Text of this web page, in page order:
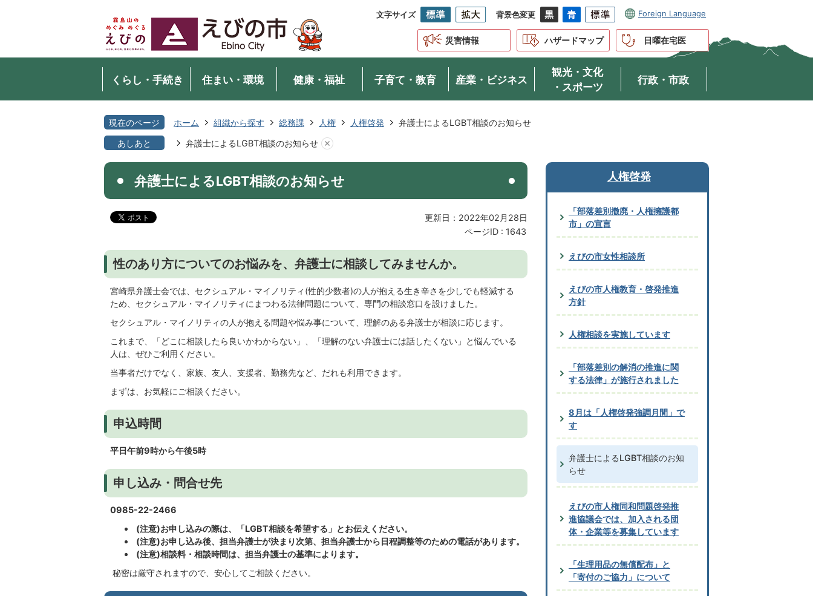
文字サイズ 背景色変更 Foreign Language
災害情報 ハザードマップ 日曜在宅医
くらし・手続き 住まい・環境 健康・福祉 子育て・教育 産業・ビジネス
観光・文化
・スポーツ
行政・市政
現在のページ ホーム 組織から探す 総務課 人権 人権啓発
弁護士によるLGBT相談のお知らせ
あしあと
弁護士によるLGBT相談のお知らせ
弁護士によるLGBT相談のお知らせ
更新日：2022年02月28日
ページID : 1643
性のあり方についてのお悩みを、弁護士に相談してみませんか。
宮崎県弁護士会では、セクシュアル・マイノリティ(性的少数者)の人が抱える生き辛さを少しでも軽減する
ため、セクシュアル・マイノリティにまつわる法律問題について、専門の相談窓口を設けました。
セクシュアル・マイノリティの人が抱える問題や悩み事について、理解のある弁護士が相談に応じます。
これまで、「どこに相談したら良いかわからない」、「理解のない弁護士には話したくない」と悩んでいる
人は、ぜひご利用ください。
当事者だけでなく、家族、友人、支援者、勤務先など、だれも利用できます。
まずは、お気軽にご相談ください。
申込時間
平日午前9時から午後5時
申し込み・問合せ先
0985-22-2466
(注意)お申し込みの際は、「LGBT相談を希望する」とお伝えください。
(注意)お申し込み後、担当弁護士が決まり次第、担当弁護士から日程調整等のための電話があります。
(注意)相談料・相談時間は、担当弁護士の基準によります。
秘密は厳守されますので、安心してご相談ください。
人権啓発
「部落差別撤廃・人権擁護都
市」の宣言
えびの市女性相談所
えびの市人権教育・啓発推進
方針
人権相談を実施しています
「部落差別の解消の推進に関
する法律」が施行されました
8月は「人権啓発強調月間」で
す
弁護士によるLGBT相談のお知
らせ
えびの市人権同和問題啓発推
進協議会では、加入される団
体・企業等を募集しています
「生理用品の無償配布」と
「寄付のご協力」について